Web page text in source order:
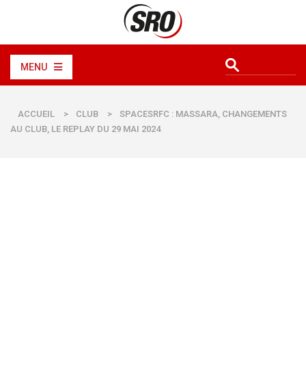
MENU
ACCUEIL > CLUB >
SPACESRFC : MASSARA, CHANGEMENTS
AU CLUB, LE REPLAY DU 29 MAI 2024